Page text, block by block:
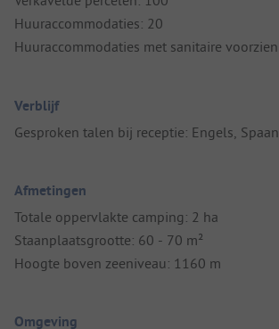
Huuraccommodaties: 20
Huuraccommodaties met sanitaire
Verblijf
Gesproken talen bij receptie: Engels,
Afmetingen
Totale oppervlakte camping: 2 ha
Staanplaatsgrootte: 60 - 70 m²
Hoogte boven zeeniveau: 1160 m
Omgeving